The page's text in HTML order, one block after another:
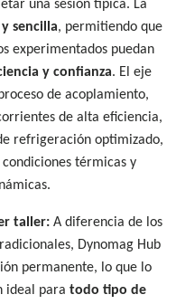
una sesión típica. La
sencilla, permitiendo que
experimentados puedan
y confianza. El eje
de acoplamiento,
de alta eficiencia,
refrigeración optimizado,
térmicas y
taller: A diferencia de los
Dynomag Hub
permanente, lo que lo
ideal para todo tipo de